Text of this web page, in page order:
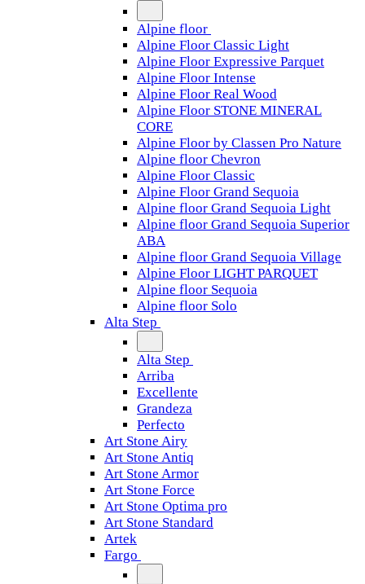
Alpine floor
Alpine Floor Classic Light
Alpine Floor Expressive Parquet
Alpine Floor Intense
Alpine Floor Real Wood
Alpine Floor STONE MINERAL
CORE
Alpine Floor by Classen Pro Nature
Alpine floor Chevron
Alpine Floor Classic
Alpine Floor Grand Sequoia
Alpine floor Grand Sequoia Light
Alpine floor Grand Sequoia Superior
ABA
Alpine floor Grand Sequoia Village
Alpine Floor LIGHT PARQUET
Alpine floor Sequoia
Alpine floor Solo
Alta Step
Alta Step
Arriba
Excellente
Grandeza
Perfecto
Art Stone Airy
Art Stone Antiq
Art Stone Armor
Art Stone Force
Art Stone Optima pro
Art Stone Standard
Artek
Fargo